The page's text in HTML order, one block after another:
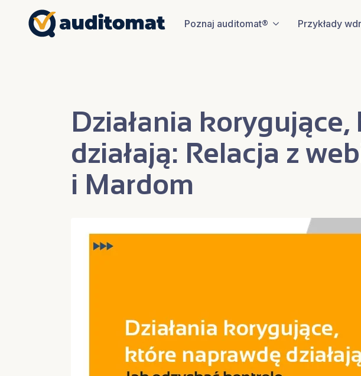
Poznaj auditomat® Przykłady
Działania
działają: Relacja z
i Mardom